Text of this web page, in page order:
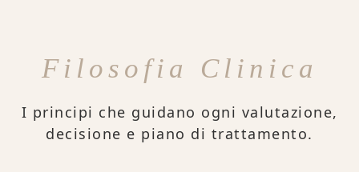
Filosofia Clinica
I principi che guidano ogni valutazione,
decisione e piano di trattamento.